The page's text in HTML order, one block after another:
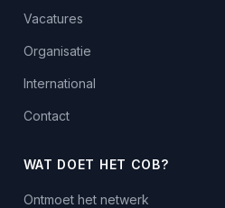
Vacatures
Organisatie
International
Contact
WAT DOET HET COB?
Ontmoet het netwerk